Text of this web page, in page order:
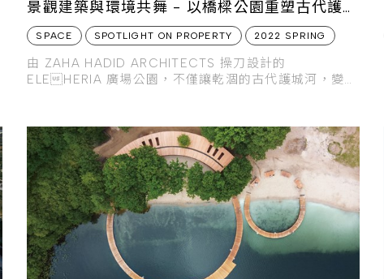
景觀建築與環境共舞 - 以橋樑公園重塑古代護城
河
SPACE SPOTLIGHT ON PROPERTY 2022 SPRING
由 ZAHA HADID ARCHITECTS 操刀設計的
ELEHERIA 廣場公園，不僅讓乾涸的古代護城河，變身